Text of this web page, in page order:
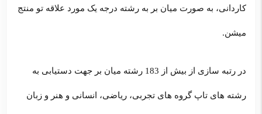
کاردانی، به صورت میان بر به رشته درجه یک مورد علاقه تو منتج
میشن.
در رتبه سازی از بیش از 183 رشته میان بر جهت دستیابی به
رشته های تاپ گروه های تجربی، ریاضی، انسانی و هنر و زبان